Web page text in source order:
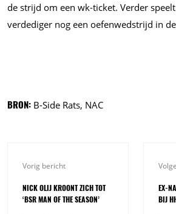
de strijd om een wk-ticket. Verder
verdediger nog een oefenwedstrijd in
BRON: B-Side Rats, NAC
Vorig bericht
NICK OLIJ KROONT ZICH TOT
‘BSR MAN OF THE SEASON’
EX-
BIJ